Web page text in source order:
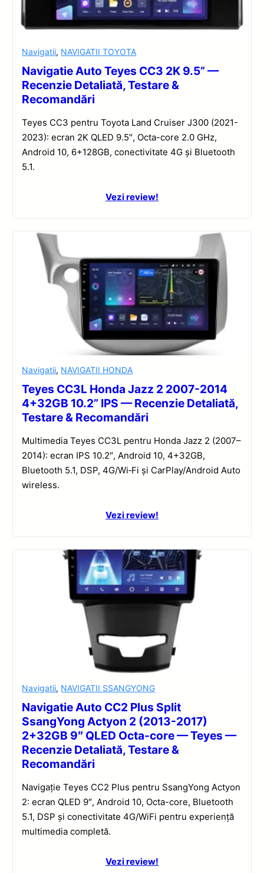
Navigatii, NAVIGATII TOYOTA
Navigatie Auto Teyes CC3 2K 9.5” —
Recenzie Detaliată, Testare &
Recomandări
Teyes CC3 pentru Toyota Land Cruiser J300 (2021-
2023): ecran 2K QLED 9.5″, Octa-core 2.0 GHz,
Android 10, 6+128GB, conectivitate 4G și Bluetooth
5.1.
Vezi review!
Navigatii, NAVIGATII HONDA
Teyes CC3L Honda Jazz 2 2007-2014
4+32GB 10.2” IPS — Recenzie Detaliată,
Testare & Recomandări
Multimedia Teyes CC3L pentru Honda Jazz 2 (2007–
2014): ecran IPS 10.2″, Android 10, 4+32GB,
Bluetooth 5.1, DSP, 4G/Wi‑Fi și CarPlay/Android Auto
wireless.
Vezi review!
Navigatii, NAVIGATII SSANGYONG
Navigatie Auto CC2 Plus Split
SsangYong Actyon 2 (2013-2017)
2+32GB 9″ QLED Octa-core — Teyes —
Recenzie Detaliată, Testare &
Recomandări
Navigație Teyes CC2 Plus pentru SsangYong Actyon
2: ecran QLED 9″, Android 10, Octa-core, Bluetooth
5.1, DSP și conectivitate 4G/WiFi pentru experiență
multimedia completă.
Vezi review!